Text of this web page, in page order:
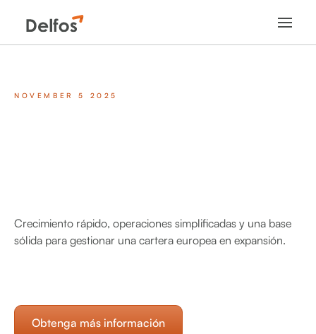
NOVEMBER 5 2025
Crecimiento rápido, operaciones simplificadas y una base
sólida para gestionar una cartera europea en expansión.
Obtenga más información